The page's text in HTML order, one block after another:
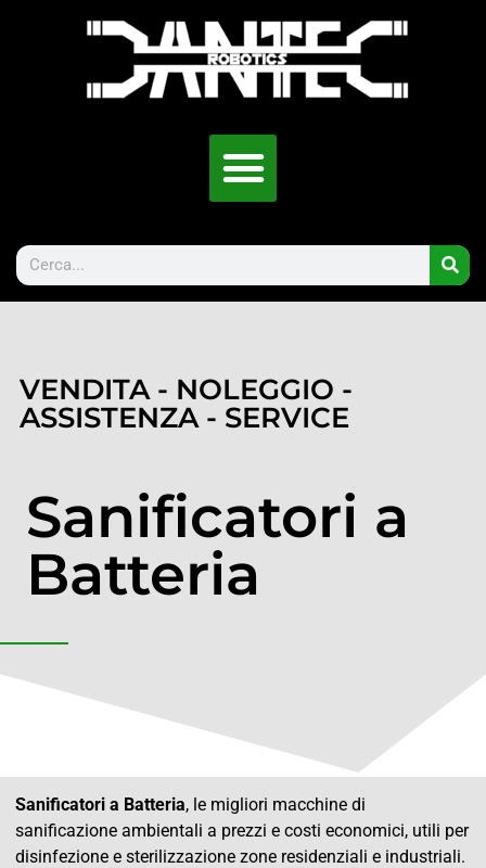
VENDITA - NOLEGGIO -
ASSISTENZA - SERVICE
Sanificatori a
Batteria
Sanificatori a Batteria, le migliori macchine di
sanificazione ambientali a prezzi e costi economici, utili per
disinfezione e sterilizzazione zone residenziali e industriali.